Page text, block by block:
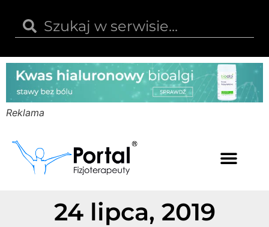
Reklama
24 lipca, 2019